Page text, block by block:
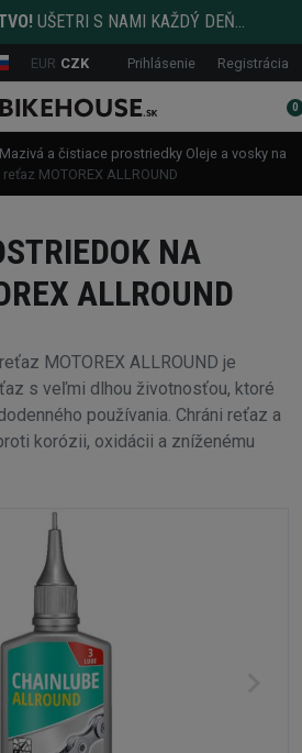
UŠETRI S NAMI KAŽDÝ DEŇ...
EUR CZK Prihlásenie Registrácia
0
Mazivá a čistiace prostriedky Oleje a vosky na
MOTOREX ALLROUND
NA
ALLROUND
MOTOREX ALLROUND je
s veľmi dlhou životnosťou, ktoré
používania. Chráni reťaz a
korózii, oxidácii a zníženému